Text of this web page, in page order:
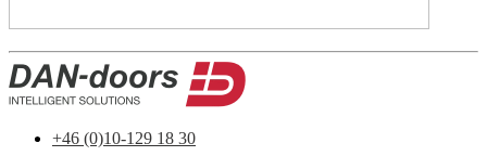
+46 (0)10-129 18 30